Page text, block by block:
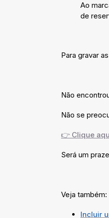
Ao
de
Para gravar
Não
Não se
👉 Clique
Será um
Veja também:
Incluir